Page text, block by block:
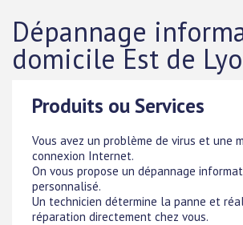
Dépannage
domicile Est de
Produits ou Services
Vous avez un problème de virus et une
connexion Internet.
On vous propose un dépannage
personnalisé.
Un technicien détermine la panne et
réparation directement chez vous.